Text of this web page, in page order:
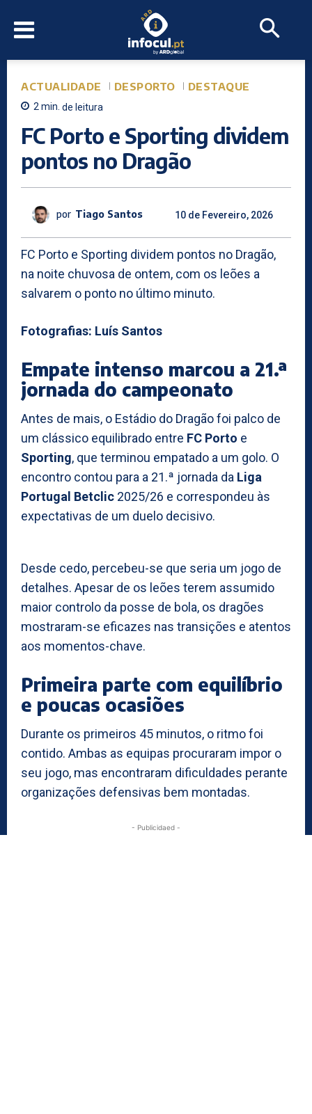
ACTUALIDADE DESPORTO DESTAQUE
2min. de leitura
FC Porto e Sporting dividem
pontos no Dragão
por Tiago Santos 10 de Fevereiro, 2026
FC Porto e Sporting dividem pontos no Dragão,
na noite chuvosa de ontem, com os leões a
salvarem o ponto no último minuto.
Fotografias: Luís Santos
Empate intenso marcou a 21.ª
jornada do campeonato
Antes de mais, o Estádio do Dragão foi palco de
um clássico equilibrado entre FC Porto e
Sporting, que terminou empatado a um golo. O
encontro contou para a 21.ª jornada da Liga
Portugal Betclic 2025/26 e correspondeu às
expectativas de um duelo decisivo.
Desde cedo, percebeu-se que seria um jogo de
detalhes. Apesar de os leões terem assumido
maior controlo da posse de bola, os dragões
mostraram-se eficazes nas transições e atentos
aos momentos-chave.
Primeira parte com equilíbrio
e poucas ocasiões
Durante os primeiros 45 minutos, o ritmo foi
contido. Ambas as equipas procuraram impor o
seu jogo, mas encontraram dificuldades perante
organizações defensivas bem montadas.
- Publicidaed -